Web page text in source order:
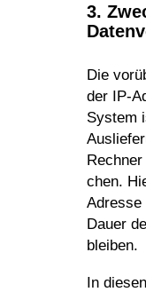
3.
Die
der IP-
System
chen.
Adresse
Dauer
bleiben.
In